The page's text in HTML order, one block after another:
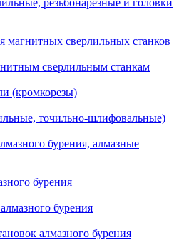
резьбонарезные и головки
магнитных сверлильных станков
сверлильным станкам
(кромкорезы)
точильно-шлифовальные)
бурения, алмазные
бурения
бурения
алмазного бурения